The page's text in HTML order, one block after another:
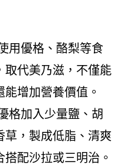
用優格、酪梨等食
取代美乃滋，不僅能
增加營養價值。
格加入少量鹽、胡
草，製成低脂、清爽
配沙拉或三明治。